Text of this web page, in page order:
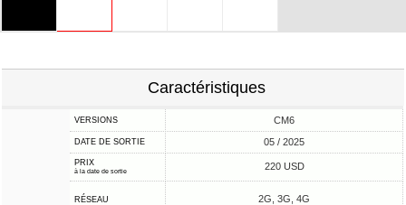
Caractéristiques
VERSIONS CM6
DATE DE SORTIE 05 / 2025
PRIX
à la date de sortie 220 USD
RÉSEAU 2G, 3G, 4G